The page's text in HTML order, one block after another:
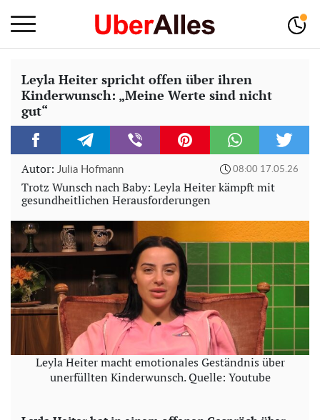
Leyla Heiter spricht offen über ihren
Kinderwunsch: „Meine Werte sind nicht
gut“
Autor: Julia Hofmann 08:00 17.05.26
Trotz Wunsch nach Baby: Leyla Heiter kämpft mit
gesundheitlichen Herausforderungen
Leyla Heiter macht emotionales Geständnis über
unerfüllten Kinderwunsch. Quelle: Youtube